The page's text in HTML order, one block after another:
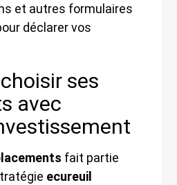
et autres formulaires
déclarer vos
ses
avec
fait partie
ecureuil